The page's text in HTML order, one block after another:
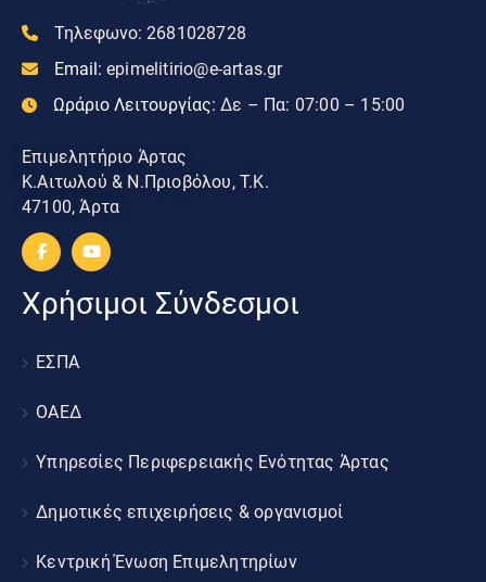
Τηλεφωνο: 2681028728
Email: epimelitirio@e-artas.gr
Ωράριο Λειτουργίας: Δε – Πα: 07:00 – 15:00
Επιμελητήριο Άρτας
Κ.Αιτωλού & Ν.Πριοβόλου, Τ.Κ.
47100, Άρτα
Χρήσιμοι Σύνδεσμοι
ΕΣΠΑ
ΟΑΕΔ
Υπηρεσίες Περιφερειακής Ενότητας Άρτας
Δημοτικές επιχειρήσεις & οργανισμοί
Κεντρική Ένωση Επιμελητηρίων